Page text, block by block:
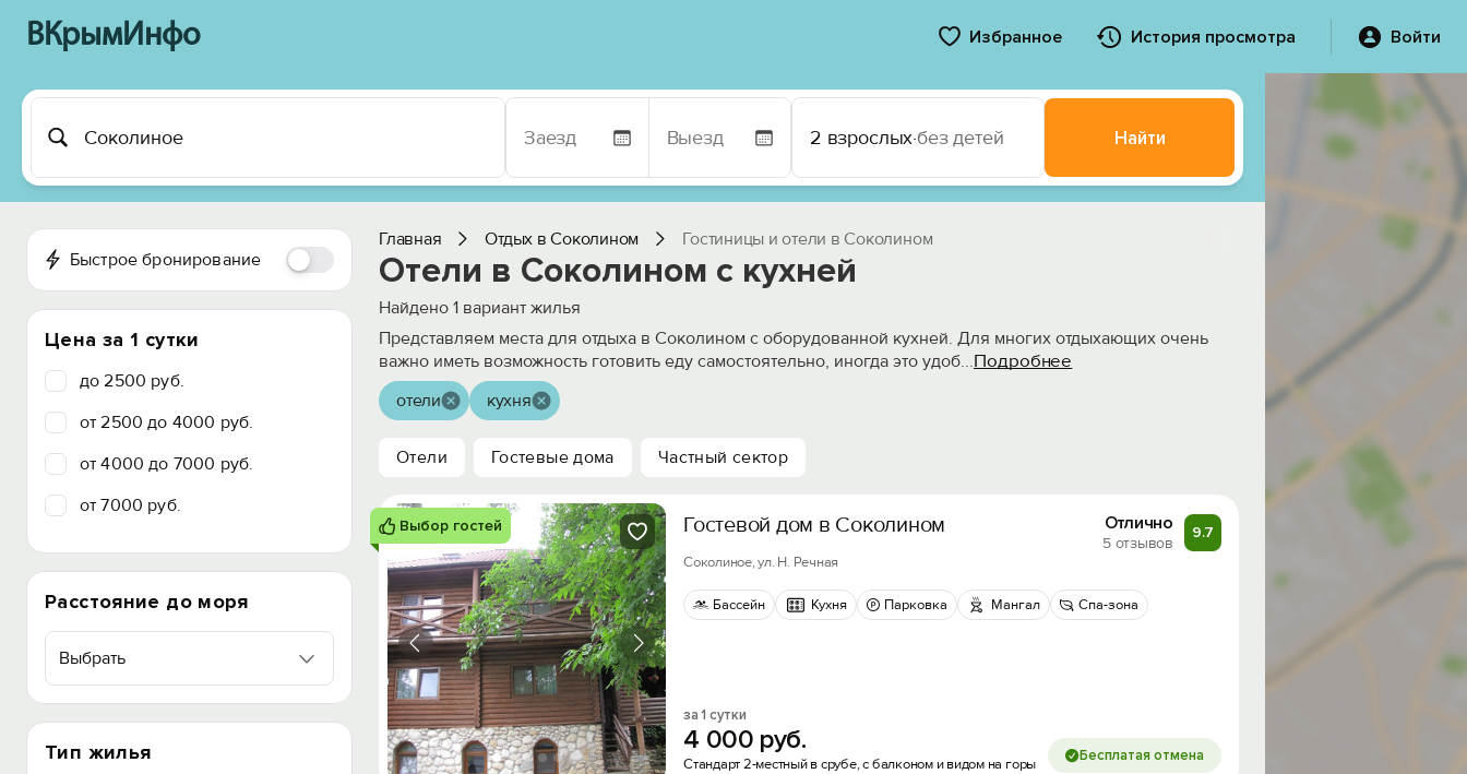
ВКрымИнфо Избранное История просмотра Войти
2 взрослых·без детей Найти
Быстрое бронирование
Цена за 1 сутки
до 2500 руб.
от 2500 до 4000 руб.
от 4000 до 7000 руб.
от 7000 руб.
Расстояние до моря
Выбрать
Тип жилья
Главная Отдых в Соколином Гостиницы и отели в Соколином
Отели в Соколином с кухней
Найдено 1 вариант жилья
Представляем места для отдыха в Соколином с оборудованной кухней. Для многих отдыхающих очень
важно иметь возможность готовить еду самостоятельно, иногда это удоб...Подробнее
отели кухня
Отели Гостевые дома Частный сектор
Выбор гостей Гостевой дом в Соколином Отлично
5 отзывов
9.7
Соколиное, ул. Н. Речная
Бассейн Кухня Парковка Мангал Спа-зона
за 1 сутки
4 000 руб.
Стандарт 2-местный в срубе, с балконом и видом на горы Бесплатая отмена